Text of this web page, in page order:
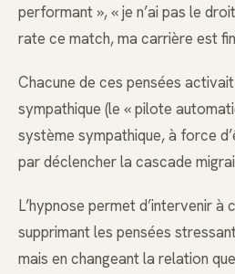
performant », « je n’ai pas le
rate ce match, ma carrière est
Chacune de ces pensées
sympathique (le « pilote
système sympathique, à force
par déclencher la cascade
L’hypnose permet d’intervenir à
supprimant les pensées
mais en changeant la relation